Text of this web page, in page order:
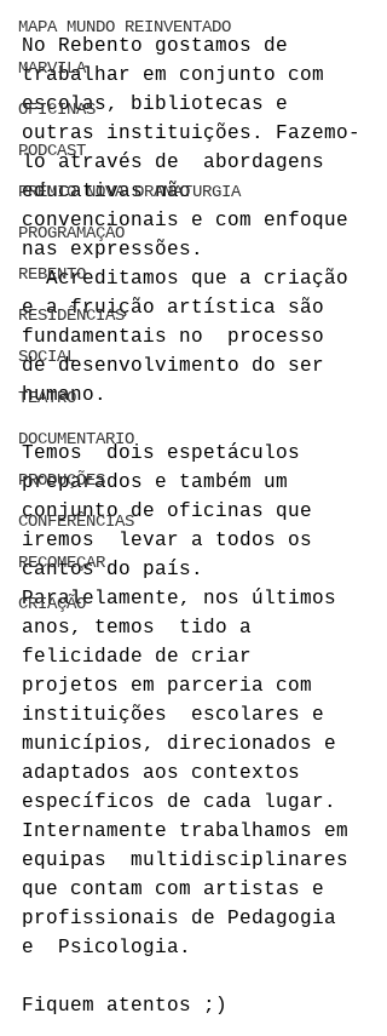
MAPA MUNDO REINVENTADO
MARVILA
OFICINAS
PODCAST
PRÉMIO NOVA DRAMATURGIA
PROGRAMAÇÃO
REBENTO
RESIDÊNCIAS
SOCIAL
TEATRO
DOCUMENTARIO
PRODUÇÕES
CONFERÊNCIAS
RECOMEÇAR
CRIAÇÃO
No Rebento gostamos de
trabalhar em conjunto com
escolas, bibliotecas e
outras instituições. Fazemo-
lo através de  abordagens
educativas não
convencionais e com enfoque
nas expressões.
  Acreditamos que a criação
e a fruição artística são
fundamentais no  processo
de desenvolvimento do ser
humano.
Temos  dois espetáculos
preparados e também um
conjunto de oficinas que
iremos  levar a todos os
cantos do país.
Paralelamente, nos últimos
anos, temos  tido a
felicidade de criar
projetos em parceria com
instituições  escolares e
municípios, direcionados e
adaptados aos contextos
específicos de cada lugar.
Internamente trabalhamos em
equipas  multidisciplinares
que contam com artistas e
profissionais de Pedagogia
e  Psicologia.
Fiquem atentos ;)